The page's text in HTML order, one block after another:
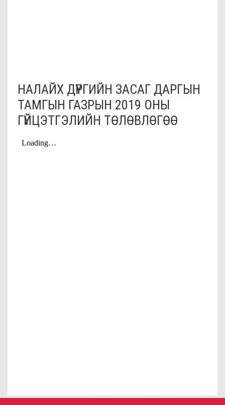
НАЛАЙХ ДҮҮРГИЙН ЗАСАГ ДАРГЫН
ТАМГЫН ГАЗРЫН 2019 ОНЫ
ГҮЙЦЭТГЭЛИЙН ТӨЛӨВЛӨГӨӨ